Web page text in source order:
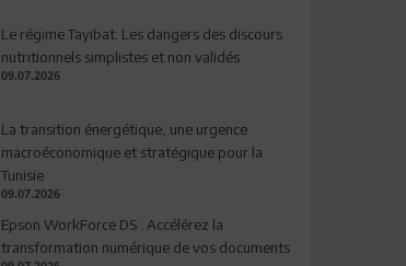
Le régime Tayibat: Les dangers des discours
nutritionnels simplistes et non validés
09.07.2026
La transition énergétique, une urgence
macroéconomique et stratégique pour la
Tunisie
09.07.2026
Epson WorkForce DS : Accélérez la
transformation numérique de vos documents